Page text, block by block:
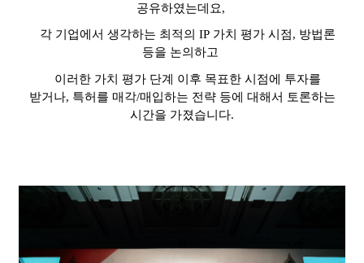
공유하였는데요,
각 기업에서 생각하는 최적의 IP 가치 평가 시점, 방법론
등을 논의하고
이러한 가치 평가 단계 이후 목표한 시점에 투자를
받거나, 특허를 매각/매입하는 전략 등에 대해서 토론하는
시간을 가졌습니다.